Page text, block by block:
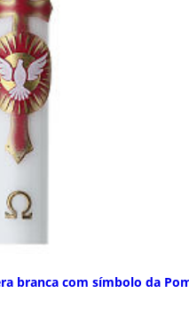
branca com símbolo da